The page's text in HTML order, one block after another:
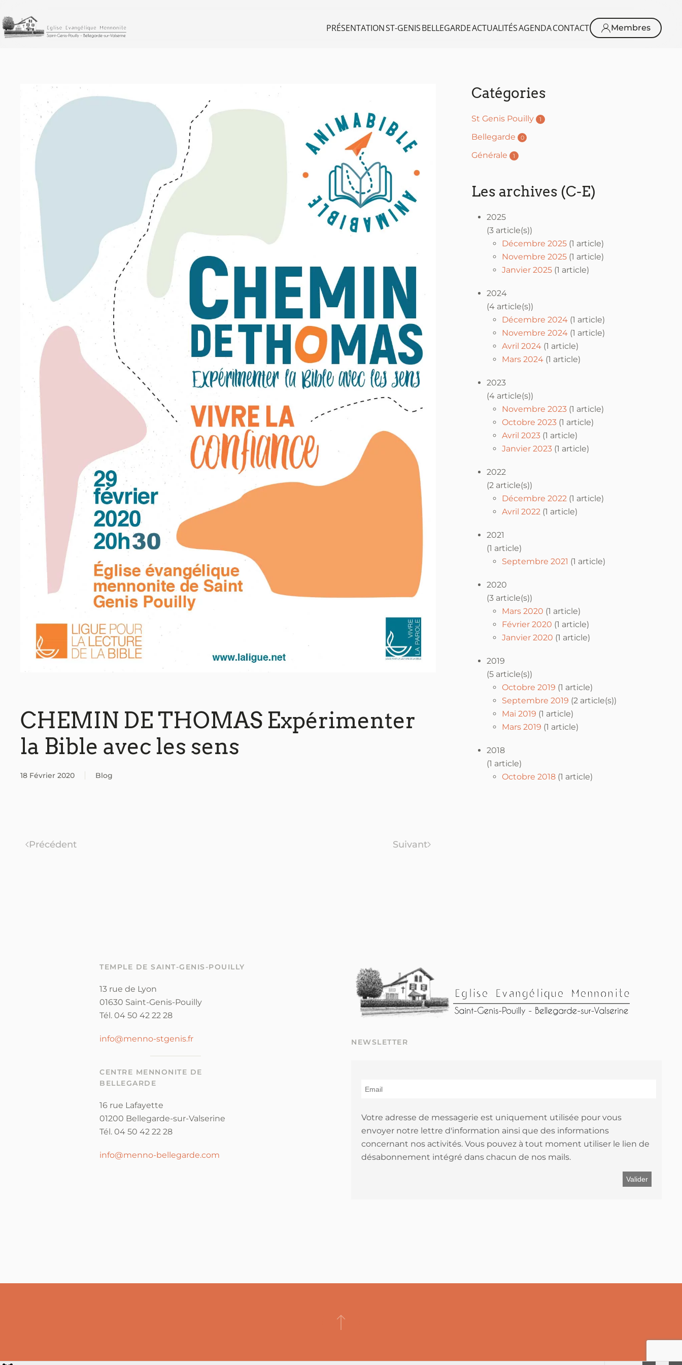
Accéder au contenu principal PRÉSENTATIONST-GENISBELLEGARDEACTUALITÉSAGENDACONTACT Membres
CHEMIN DE THOMAS Expérimenter
la Bible avec les sens
18 Février 2020 Blog
Précédent Suivant
Catégories
St Genis Pouilly 1
Bellegarde 0
Générale 1
Les archives (C-E)
2025
(3 article(s))
Décembre 2025 (1 article)
Novembre 2025 (1 article)
Janvier 2025 (1 article)
2024
(4 article(s))
Décembre 2024 (1 article)
Novembre 2024 (1 article)
Avril 2024 (1 article)
Mars 2024 (1 article)
2023
(4 article(s))
Novembre 2023 (1 article)
Octobre 2023 (1 article)
Avril 2023 (1 article)
Janvier 2023 (1 article)
2022
(2 article(s))
Décembre 2022 (1 article)
Avril 2022 (1 article)
2021
(1 article)
Septembre 2021 (1 article)
2020
(3 article(s))
Mars 2020 (1 article)
Février 2020 (1 article)
Janvier 2020 (1 article)
2019
(5 article(s))
Octobre 2019 (1 article)
Septembre 2019 (2 article(s))
Mai 2019 (1 article)
Mars 2019 (1 article)
2018
(1 article)
Octobre 2018 (1 article)
TEMPLE DE SAINT-GENIS-POUILLY
13 rue de Lyon
01630 Saint-Genis-Pouilly
Tél. 04 50 42 22 28
info@menno-stgenis.fr
CENTRE MENNONITE DE
BELLEGARDE
16 rue Lafayette
01200 Bellegarde-sur-Valserine
Tél. 04 50 42 22 28
info@menno-bellegarde.com
NEWSLETTER
Votre adresse de messagerie est uniquement utilisée pour vous
envoyer notre lettre d'information ainsi que des informations
concernant nos activités. Vous pouvez à tout moment utiliser le lien de
désabonnement intégré dans chacun de nos mails.